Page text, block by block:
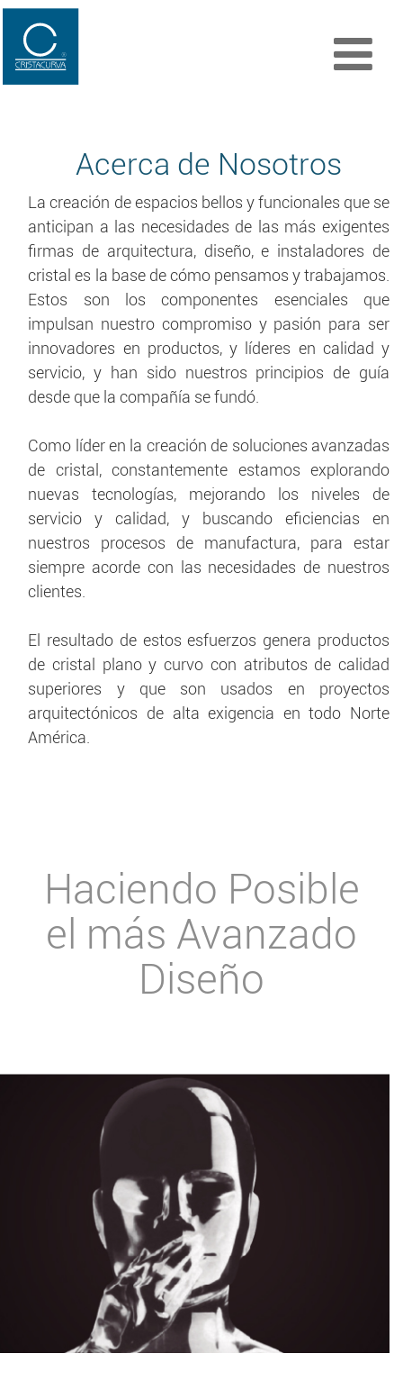
Acerca de Nosotros
La creación de espacios bellos y funcionales que se
anticipan a las necesidades de las más exigentes
firmas de arquitectura, diseño, e instaladores de
cristal es la base de cómo pensamos y trabajamos.
Estos son los componentes esenciales que
impulsan nuestro compromiso y pasión para ser
innovadores en productos, y líderes en calidad y
servicio, y han sido nuestros principios de guía
desde que la compañía se fundó.
Como líder en la creación de soluciones avanzadas
de cristal, constantemente estamos explorando
nuevas tecnologías, mejorando los niveles de
servicio y calidad, y buscando eficiencias en
nuestros procesos de manufactura, para estar
siempre acorde con las necesidades de nuestros
clientes.
El resultado de estos esfuerzos genera productos
de cristal plano y curvo con atributos de calidad
superiores y que son usados en proyectos
arquitectónicos de alta exigencia en todo Norte
América.
Haciendo Posible
el más Avanzado
Diseño